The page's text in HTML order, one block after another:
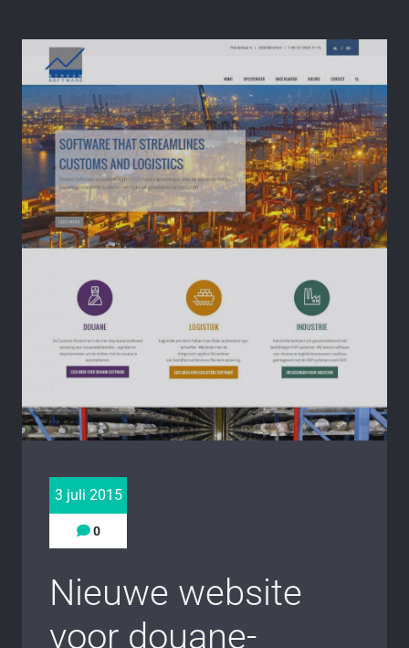
3 juli 2015
0
Nieuwe website
voor douane-